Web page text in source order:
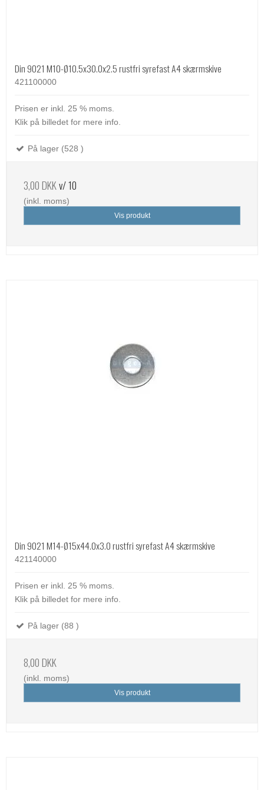
Din 9021 M10-Ø10.5x30.0x2.5 rustfri syrefast A4 skærmskive
421100000
Prisen er inkl. 25 % moms.
Klik på billedet for mere info.
På lager (528 )
3,00 DKKv/ 10
(inkl. moms)
Vis produkt
Din 9021 M14-Ø15x44.0x3.0 rustfri syrefast A4 skærmskive
421140000
Prisen er inkl. 25 % moms.
Klik på billedet for mere info.
På lager (88 )
8,00 DKK
(inkl. moms)
Vis produkt